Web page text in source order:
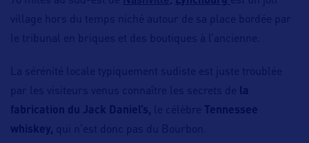
village hors du temps niché autour de sa place bordée par
le tribunal en briques et des boutiques à l’ancienne.
La sérénité locale typiquement sudiste est juste troublée
par les visiteurs venus connaître les secrets de
la
fabrication du Jack Daniel’s, le célèbre
Tennessee
whiskey, qui n’est donc pas du Bourbon.